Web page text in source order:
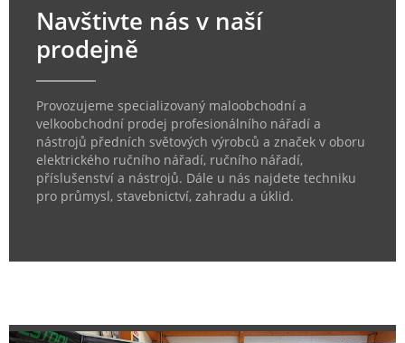
Navštivte nás v naší
prodejně
Provozujeme specializovaný maloobchodní a
velkoobchodní prodej profesionálního nářadí a
nástrojů předních světových výrobců a značek v oboru
elektrického ručního nářadí, ručního nářadí,
příslušenství a nástrojů. Dále u nás najdete techniku
pro průmysl, stavebnictví, zahradu a úklid.